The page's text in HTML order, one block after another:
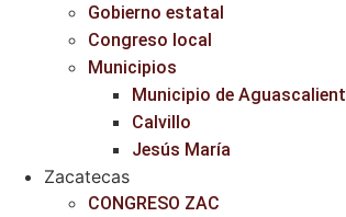
Gobierno estatal
Congreso local
Municipios
Municipio de
Calvillo
Jesús María
Zacatecas
CONGRESO ZAC